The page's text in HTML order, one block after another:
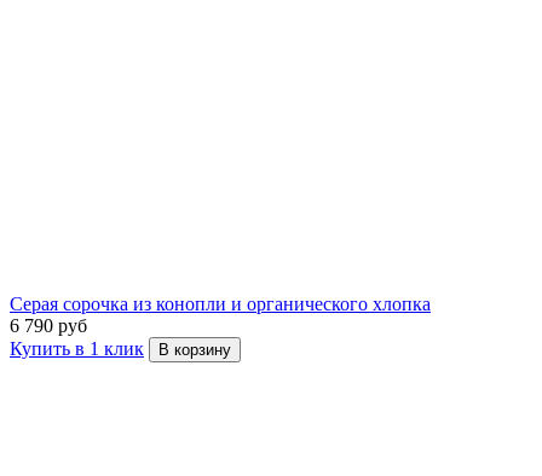
Серая сорочка из конопли и органического хлопка
6 790 руб
Купить в 1 клик
В корзину